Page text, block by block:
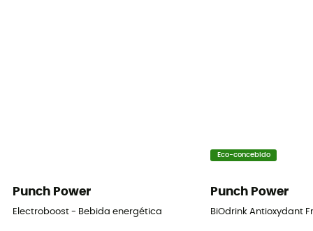
Punch Power
Electroboost - Bebida energética
Eco-concebido
Punch Power
BiOdrink Antioxydant